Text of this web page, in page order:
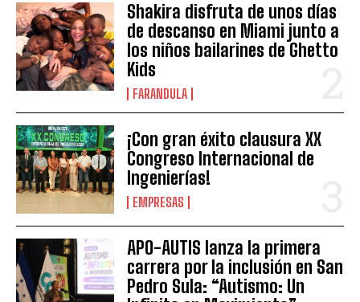
Shakira disfruta de unos días
de descanso en Miami junto a
los niños bailarines de Ghetto
Kids
FARANDULA
¡Con gran éxito clausura XX
Congreso Internacional de
Ingenierías!
EMPRESAS
APO-AUTIS lanza la primera
carrera por la inclusión en San
Pedro Sula: “Autismo: Un